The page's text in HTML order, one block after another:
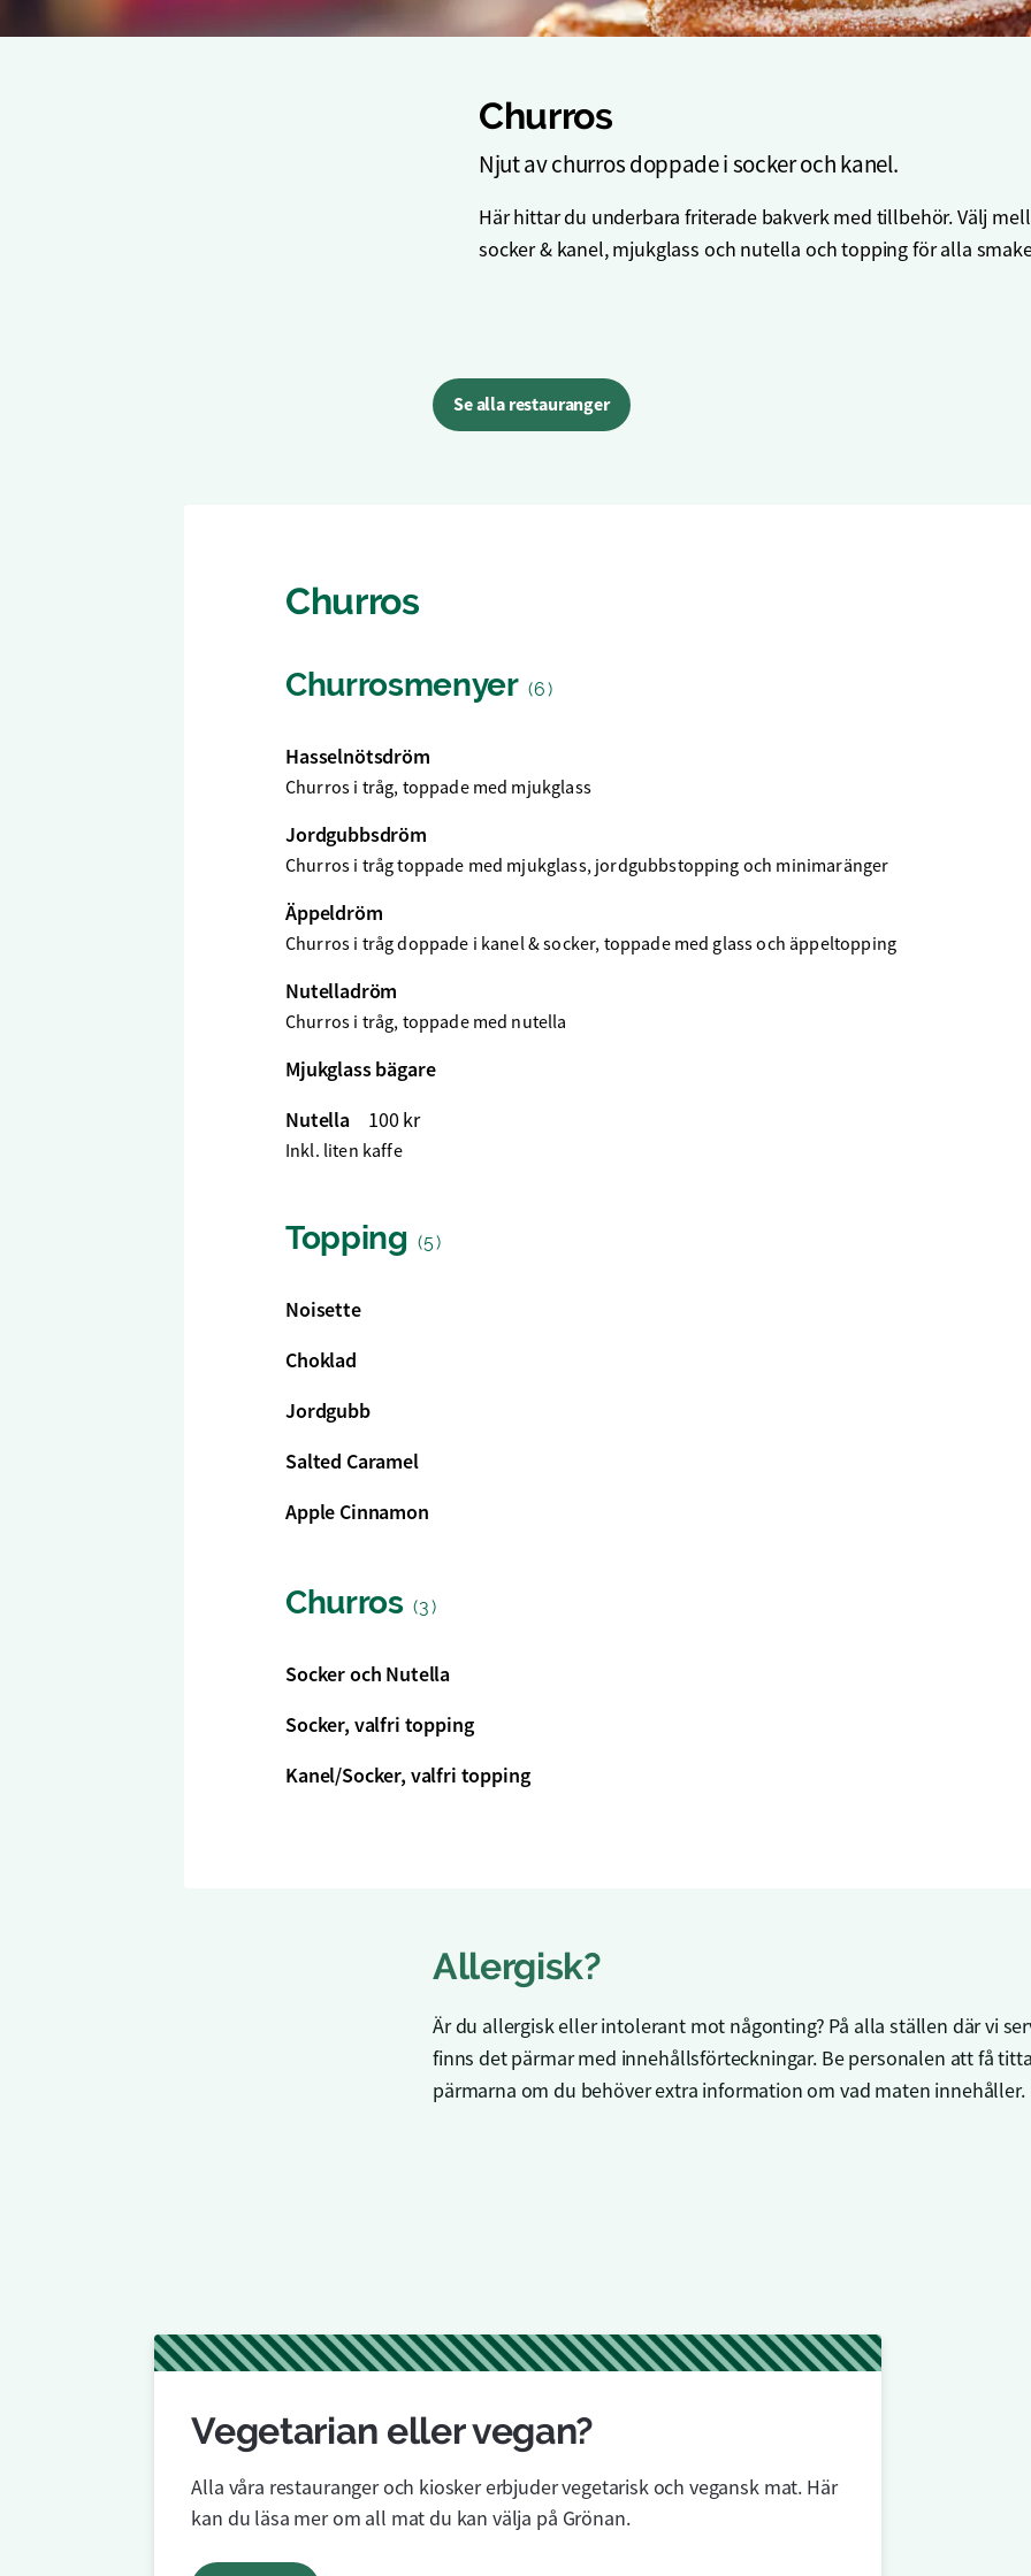
Churros
Njut av churros doppade i socker och kanel.
Här hittar du underbara friterade bakverk med tillbehör. Välj
socker & kanel, mjukglass och nutella och topping för alla
Se alla restauranger
Churros
Churrosmenyer (6)
Hasselnötsdröm
Churros i tråg, toppade med mjukglass
Jordgubbsdröm
Churros i tråg toppade med mjukglass, jordgubbstopping och minimaränger
Äppeldröm
Churros i tråg doppade i kanel & socker, toppade med glass och äppeltopping
Nutelladröm
Churros i tråg, toppade med nutella
Mjukglass bägare
Nutella
100 kr
Inkl. liten kaffe
Topping (5)
Noisette
Choklad
Jordgubb
Salted Caramel
Apple Cinnamon
Churros (3)
Socker och Nutella
Socker, valfri topping
Kanel/Socker, valfri topping
Allergisk?
Är du allergisk eller intolerant mot någonting? På alla ställen där vi
finns det pärmar med innehållsförteckningar. Be personalen att få
pärmarna om du behöver extra information om vad maten innehåller.
Vegetarian eller vegan?
Alla våra restauranger och kiosker erbjuder vegetarisk och vegansk mat. Här
kan du läsa mer om all mat du kan välja på Grönan.